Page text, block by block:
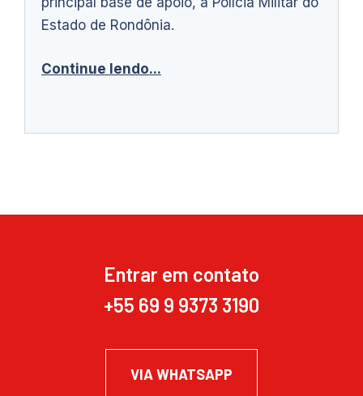
Estado de Rondônia.
Continue lendo...
Entrar em contato
+55 69 9 9373 3190
VIA WHATSAPP